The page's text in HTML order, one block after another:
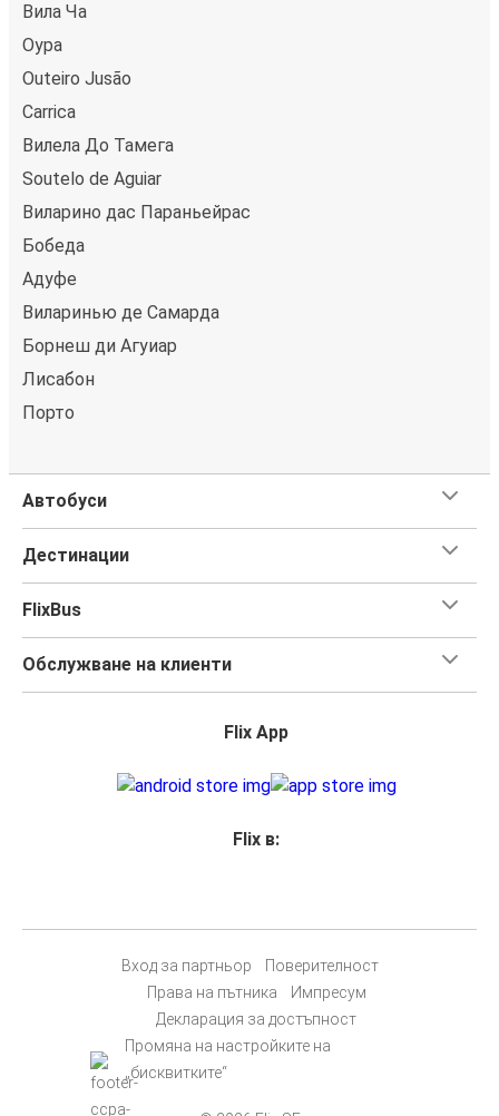
Вила Ча
Оура
Outeiro Jusão
Carrica
Вилела До Тамега
Soutelo de Aguiar
Виларино дас Параньейрас
Бобеда
Адуфе
Виларинью де Самарда
Борнеш ди Агуиар
Лисабон
Порто
Автобуси
Дестинации
FlixBus
Обслужване на клиенти
Flix App
Flix в:
Вход за партньор
Поверителност
Права на пътника
Импресум
Декларация за достъпност
Промяна на настройките на
„бисквитките“